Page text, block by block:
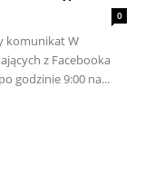
0
komunikat W
z Facebooka
godzinie 9:00 na...